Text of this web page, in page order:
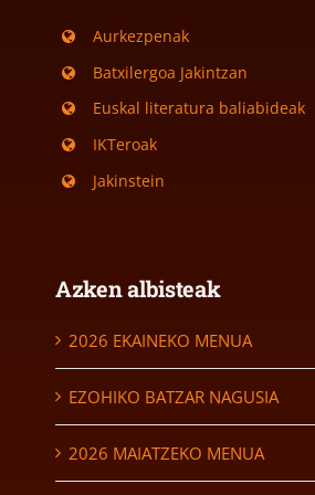
Aurkezpenak
Batxilergoa Jakintzan
Euskal literatura baliabideak
IKTeroak
Jakinstein
Azken albisteak
2026 EKAINEKO MENUA
EZOHIKO BATZAR NAGUSIA
2026 MAIATZEKO MENUA